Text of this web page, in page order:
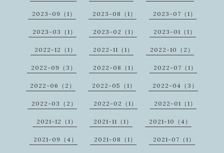
2023-09（1） 2023-08（1） 2023-07（1）
2023-03（1） 2023-02（1） 2023-01（1）
2022-12（1） 2022-11（1） 2022-10（2）
2022-09（3） 2022-08（1） 2022-07（1）
2022-06（2） 2022-05（1） 2022-04（3）
2022-03（2） 2022-02（1） 2022-01（1）
2021-12（1） 2021-11（1） 2021-10（4）
2021-09（4） 2021-08（1） 2021-07（1）